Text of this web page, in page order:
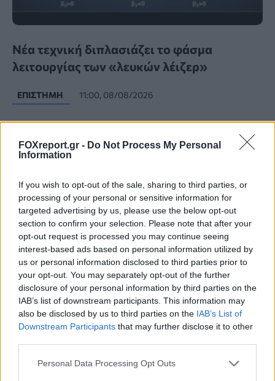
FOXreport.gr - Do Not Process My Personal
Information
If you wish to opt-out of the sale, sharing to third parties, or
processing of your personal or sensitive information for
targeted advertising by us, please use the below opt-out
section to confirm your selection. Please note that after your
opt-out request is processed you may continue seeing
interest-based ads based on personal information utilized by
us or personal information disclosed to third parties prior to
your opt-out. You may separately opt-out of the further
disclosure of your personal information by third parties on the
IAB’s list of downstream participants. This information may
also be disclosed by us to third parties on the IAB’s List of
Downstream Participants that may further disclose it to other
Personal Data Processing Opt Outs
Νέα τεχνική διπλασιάζει το φάσμα
λειτουργίας των «λευκών λέιζερ»
ΕΠΙΣΤΉΜΗ 11:00, 08/08/2026
Τρεις πλατφόρμες phishing παρακάμπτουν
το MFA και στοχεύουν λογαριασμούς
Microsoft 365